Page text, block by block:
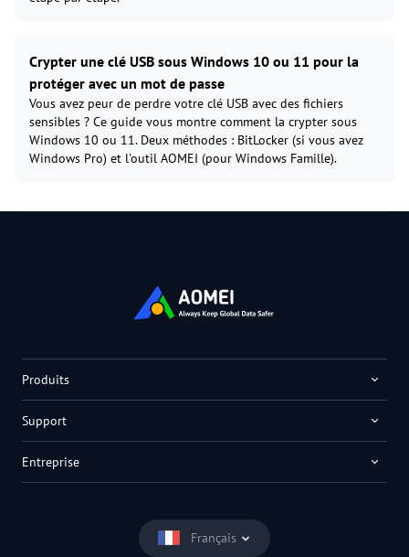
Crypter une clé USB sous Windows 10 ou 11 pour la
protéger avec un mot de passe
Vous avez peur de perdre votre clé USB avec des fichiers
sensibles ? Ce guide vous montre comment la crypter sous
Windows 10 ou 11. Deux méthodes : BitLocker (si vous avez
Windows Pro) et l'outil AOMEI (pour Windows Famille).
Français
Produits
Support
Entreprise